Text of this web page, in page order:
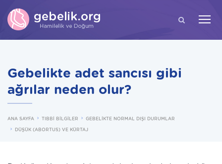
ARA
Gebelikte adet sancısı gibi
ağrılar neden olur?
ANA SAYFA TIBBİ BİLGİLER
GEBELİKTE NORMAL DIŞI DURUMLAR
DÜŞÜK (ABORTUS) VE KÜRTAJ